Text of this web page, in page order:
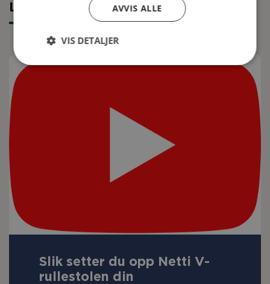
Les mer
Slik setter du opp Netti V-
rullestolen din
AVVIS ALLE
VIS DETALJER